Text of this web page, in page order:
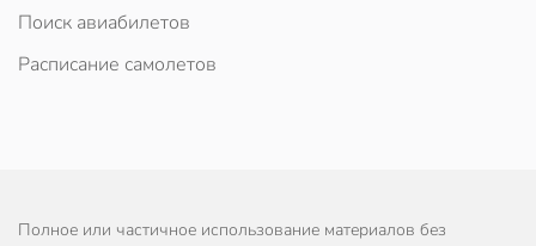
Поиск авиабилетов
Расписание самолетов
Полное или частичное использование материалов без